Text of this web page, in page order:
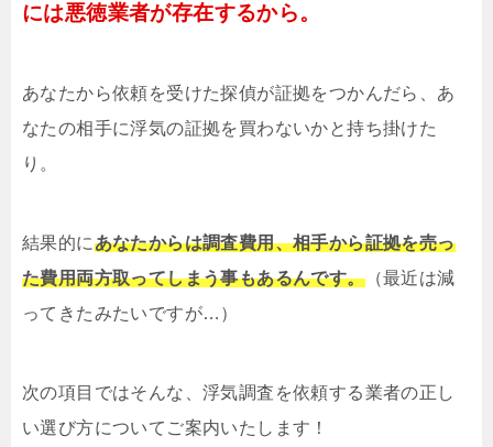
には悪徳業者が存在するから。
あなたから依頼を受けた探偵が証拠をつかんだら、あ
なたの相手に浮気の証拠を買わないかと持ち掛けた
り。
結果的にあなたからは調査費用、相手から証拠を売っ
た費用両方取ってしまう事もあるんです。（最近は減
ってきたみたいですが…）
次の項目ではそんな、浮気調査を依頼する業者の正し
い選び方についてご案内いたします！